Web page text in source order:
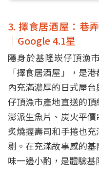
3. 擇食居酒屋：巷
｜Google 4.1星
隱身於基隆崁仔頂漁
「擇食居酒屋」，是
內充滿濃厚的日式屋
仔頂漁市產地直送的
澎派生魚片、炭火平
炙燒握壽司和手捲也
剔。在充滿故事感的
味一邊小酌，是體驗基